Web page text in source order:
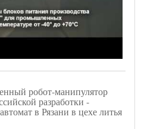
робот-манипулятор
разработки -
в Рязани в цехе литья